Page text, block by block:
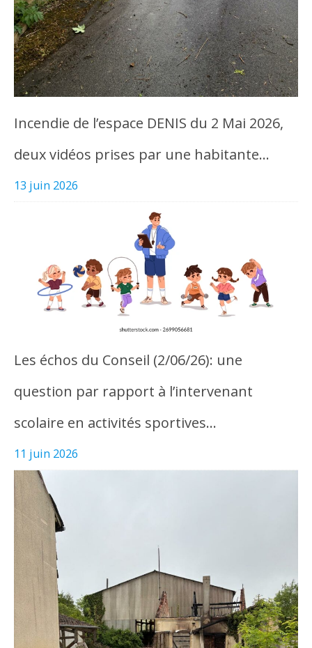
Incendie de l’espace DENIS du 2 Mai 2026,
deux vidéos prises par une habitante…
13 juin 2026
Les échos du Conseil (2/06/26): une
question par rapport à l’intervenant
scolaire en activités sportives…
11 juin 2026